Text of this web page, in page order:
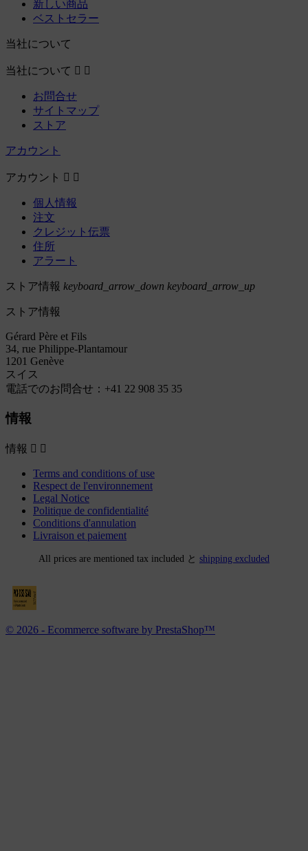
新しい商品
ベストセラー
当社について
当社について  
お問合せ
サイトマップ
ストア
アカウント
アカウント  
個人情報
注文
クレジット伝票
住所
アラート
ストア情報 keyboard_arrow_down keyboard_arrow_up
ストア情報
Gérard Père et Fils
34, rue Philippe-Plantamour
1201 Genève
スイス
電話でのお問合せ： +41 22 908 35 35
情報
情報  
Terms and conditions of use
Respect de l'environnement
Legal Notice
Politique de confidentialité
Conditions d'annulation
Livraison et paiement
All prices are mentioned tax included と shipping excluded
© 2026 - Ecommerce software by PrestaShop™